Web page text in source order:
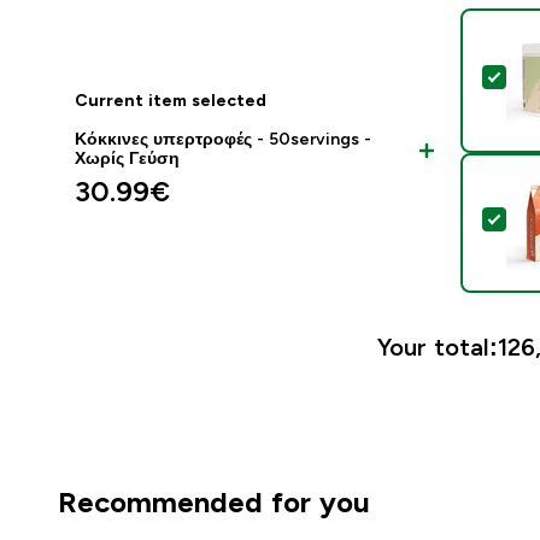
Current item selected
Κόκκινες υπερτροφές - 50servings -
Χωρίς Γεύση
30.99€‎
Your total:
Recommended for you